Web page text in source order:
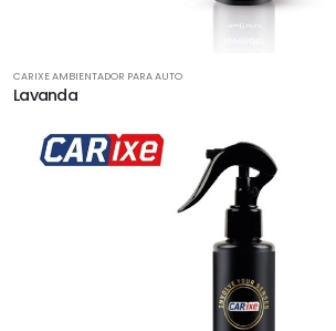
CARIXE AMBIENTADOR PARA AUTO
Lavanda